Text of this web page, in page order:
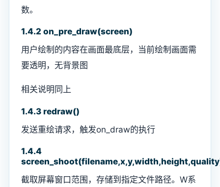
数。
1.4.2 on_pre_draw(screen)
用户绘制的内容在画面最底层，当前绘制画面需
要透明，无背景图
相关说明同上
1.4.3 redraw()
发送重绘请求，触发on_draw的执行
1.4.4
截取屏幕窗口范围，存储到指定文件路径。W系